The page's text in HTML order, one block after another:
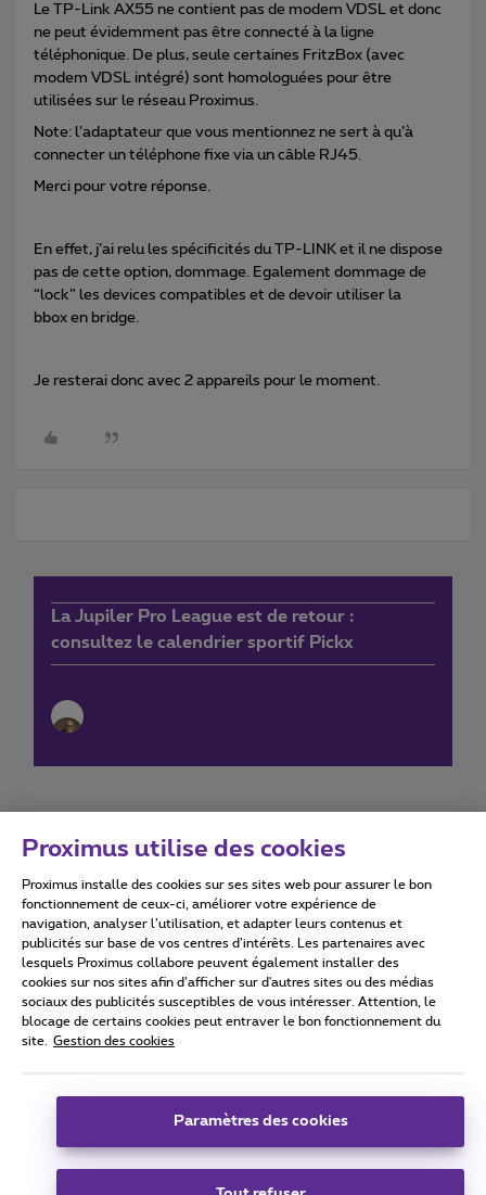
Le TP-Link AX55 ne contient pas de modem VDSL et donc
ne peut évidemment pas être connecté à la ligne
téléphonique. De plus, seule certaines FritzBox (avec
modem VDSL intégré) sont homologuées pour être
utilisées sur le réseau Proximus.
Note: l’adaptateur que vous mentionnez ne sert à qu’à
connecter un téléphone fixe via un câble RJ45.
Merci pour votre réponse.
En effet, j’ai relu les spécificités du TP-LINK et il ne dispose
pas de cette option, dommage. Egalement dommage de
“lock” les devices compatibles et de devoir utiliser la
bbox en bridge.
Je resterai donc avec 2 appareils pour le moment.
La Jupiler Pro League est de retour :
consultez le calendrier sportif Pickx
Conditions d'utilisation Accessibility statement
Tous droits réservés. © 2026
Conditions générales, info consommateur
Coordonnées de l’entreprise
Boulevard du Roi Albert II 27 - B-1030 Bruxelles.
Proximus utilise des cookies
Proximus installe des cookies sur ses sites web pour assurer le bon
fonctionnement de ceux-ci, améliorer votre expérience de
navigation, analyser l’utilisation, et adapter leurs contenus et
publicités sur base de vos centres d’intérêts. Les partenaires avec
lesquels Proximus collabore peuvent également installer des
cookies sur nos sites afin d’afficher sur d'autres sites ou des médias
sociaux des publicités susceptibles de vous intéresser. Attention, le
blocage de certains cookies peut entraver le bon fonctionnement du
site.
Gestion des cookies
Paramètres des cookies